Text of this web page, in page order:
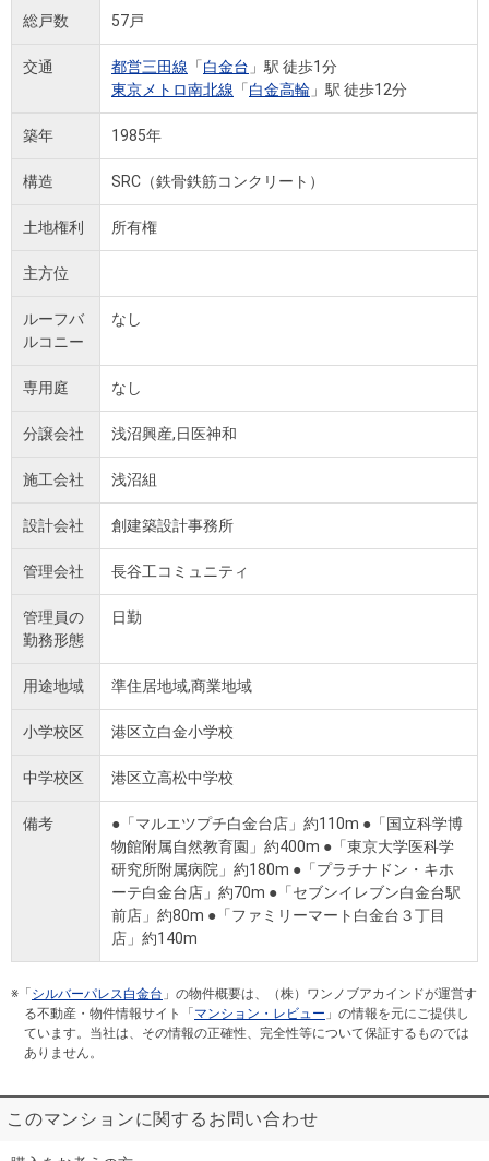
総戸数 57戸
交通 都営三田線 「白金台 」駅 徒歩1分
東京メトロ南北線 「白金高輪 」駅 徒歩12分
築年 1985年
構造 SRC（鉄骨鉄筋コンクリート）
土地権利 所有権
主方位
ルーフバ
ルコニー
なし
専用庭 なし
分譲会社 浅沼興産,日医神和
施工会社 浅沼組
設計会社 創建築設計事務所
管理会社 長谷工コミュニティ
管理員の
勤務形態
日勤
用途地域 準住居地域,商業地域
小学校区 港区立白金小学校
中学校区 港区立高松中学校
備考
●「マルエツプチ白金台店」約110m ●「国立科学博
物館附属自然教育園」約400m ●「東京大学医科学
研究所附属病院」約180m ●「プラチナドン・キホ
ーテ白金台店」約70m ●「セブンイレブン白金台駅
前店」約80m ●「ファミリーマート白金台３丁目
店」約140m
※「 シルバーパレス白金台 」の物件概要は、（株）ワンノブアカインドが運営す
る不動産・物件情報サイト「 マンション・レビュー 」の情報を元にご提供し
ています。当社は、その情報の正確性、完全性等について保証するものでは
ありません。
このマンションに関するお問い合わせ